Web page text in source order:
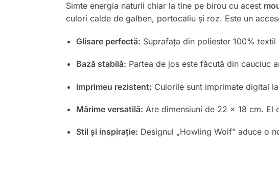
Simte energia naturii chiar la tine pe birou cu acest
culori calde de galben, portocaliu și roz. Este un
Glisare perfectă: Suprafața din poliester 100%
Bază stabilă: Partea de jos este făcută din cauciuc
Imprimeu rezistent: Culorile sunt imprimate digital
Mărime versatilă: Are dimensiuni de 22 x 18 cm. El
Stil și inspirație: Designul „Howling Wolf” aduce o